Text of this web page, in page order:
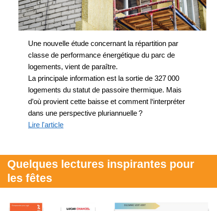
Une nouvelle étude concernant la répartition par
classe de performance énergétique du parc de
logements, vient de paraître.
La principale information est la sortie de 327 000
logements du statut de passoire thermique. Mais
d’où provient cette baisse et comment l‘interpréter
dans une perspective pluriannuelle ?
Lire l'article
Quelques lectures inspirantes pour
les fêtes